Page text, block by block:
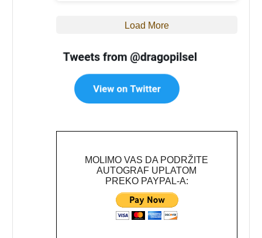
Load More
MOLIMO VAS DA PODRŽITE
AUTOGRAF UPLATOM
PREKO PAYPAL-A: